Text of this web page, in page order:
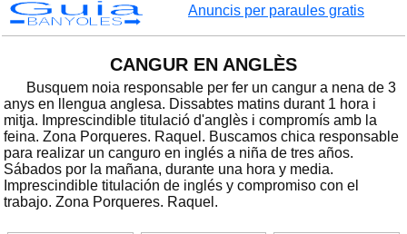
Guia
BANYOLES
Anuncis per paraules gratis
CANGUR EN ANGLÈS
Busquem noia responsable per fer un cangur a nena de 3
anys en llengua anglesa. Dissabtes matins durant 1 hora i
mitja. Imprescindible titulació d'anglès i compromís amb la
feina. Zona Porqueres. Raquel. Buscamos chica responsable
para realizar un canguro en inglés a niña de tres años.
Sábados por la mañana, durante una hora y media.
Imprescindible titulación de inglés y compromiso con el
trabajo. Zona Porqueres. Raquel.